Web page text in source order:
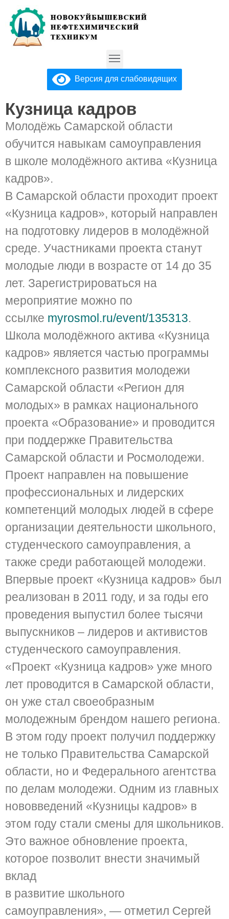
Версия для слабовидящих
Кузница кадров
Молодёжь Самарской области
обучится навыкам самоуправления
в школе молодёжного актива «Кузница
кадров».
В Самарской области проходит проект
«Кузница кадров», который направлен
на подготовку лидеров в молодёжной
среде. Участниками проекта станут
молодые люди в возрасте от 14 до 35
лет. Зарегистрироваться на
мероприятие можно по
ссылке myrosmol.ru/event/135313.
Школа молодёжного актива «Кузница
кадров» является частью программы
комплексного развития молодежи
Самарской области «Регион для
молодых» в рамках национального
проекта «Образование» и проводится
при поддержке Правительства
Самарской области и Росмолодежи.
Проект направлен на повышение
профессиональных и лидерских
компетенций молодых людей в сфере
организации деятельности школьного,
студенческого самоуправления, а
также среди работающей молодежи.
Впервые проект «Кузница кадров» был
реализован в 2011 году, и за годы его
проведения выпустил более тысячи
выпускников – лидеров и активистов
студенческого самоуправления.
«Проект «Кузница кадров» уже много
лет проводится в Самарской области,
он уже стал своеобразным
молодежным брендом нашего региона.
В этом году проект получил поддержку
не только Правительства Самарской
области, но и Федерального агентства
по делам молодежи. Одним из главных
нововведений «Кузницы кадров» в
этом году стали смены для школьников.
Это важное обновление проекта,
которое позволит внести значимый
вклад
в развитие школьного
самоуправления», — отметил Сергей